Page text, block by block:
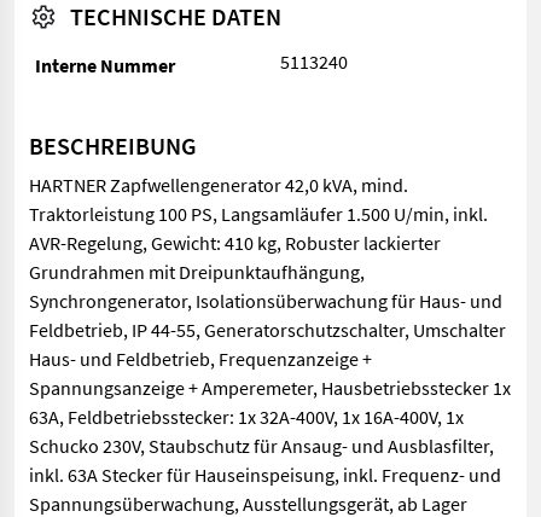
TECHNISCHE DATEN
Interne Nummer 5113240
BESCHREIBUNG
HARTNER Zapfwellengenerator 42,0 kVA, mind.
Traktorleistung 100 PS, Langsamläufer 1.500 U/min, inkl.
AVR-Regelung, Gewicht: 410 kg, Robuster lackierter
Grundrahmen mit Dreipunktaufhängung,
Synchrongenerator, Isolationsüberwachung für Haus- und
Feldbetrieb, IP 44-55, Generatorschutzschalter, Umschalter
Haus- und Feldbetrieb, Frequenzanzeige +
Spannungsanzeige + Amperemeter, Hausbetriebsstecker 1x
63A, Feldbetriebsstecker: 1x 32A-400V, 1x 16A-400V, 1x
Schucko 230V, Staubschutz für Ansaug- und Ausblasfilter,
inkl. 63A Stecker für Hauseinspeisung, inkl. Frequenz- und
Spannungsüberwachung, Ausstellungsgerät, ab Lager